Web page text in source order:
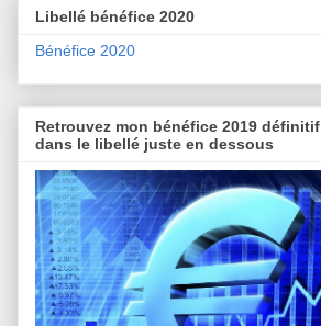
Libellé bénéfice 2020
Bénéfice 2020
Retrouvez mon bénéfice 2019 définitif
dans le libellé juste en dessous